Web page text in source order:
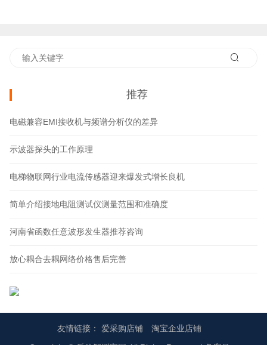
推荐
电磁兼容EMI接收机与频谱分析仪的差异
示波器探头的工作原理
电梯物联网行业电流传感器迎来爆发式增长良机
简单介绍接地电阻测试仪测量范围和准确度
河南省函数任意波形发生器推荐咨询
放心耦合去耦网络价格售后完善
友情链接： 爱采购店铺
淘宝企业店铺